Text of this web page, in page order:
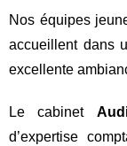
Nos équipes
accueillent dans
excellente
Le cabinet
d’expertise